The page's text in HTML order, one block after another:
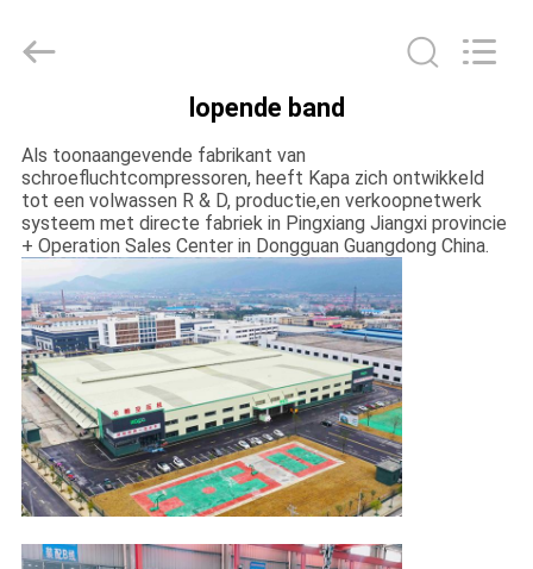
PRODUCTEN
VIDEO'S
OVER
ONS
FABRIEKSTOCHT
KWALITEITSCONTROLE
Jiangxi
Kapa
Reserved.
lopende band
Als toonaangevende fabrikant van
schroefluchtcompressoren, heeft Kapa zich ontwikkeld
tot een volwassen R & D, productie,en verkoopnetwerk
systeem met directe fabriek in Pingxiang Jiangxi provincie
+ Operation Sales Center in Dongguan Guangdong China.